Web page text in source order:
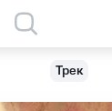
Трек